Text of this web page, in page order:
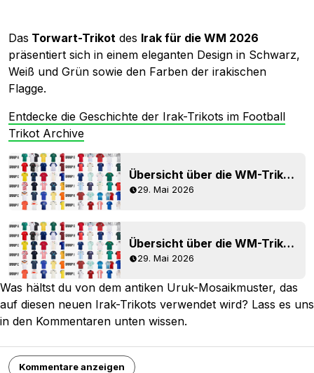
Das Torwart-Trikot des Irak für die WM 2026
präsentiert sich in einem eleganten Design in Schwarz,
Weiß und Grün sowie den Farben der irakischen
Flagge.
Entdecke die Geschichte der Irak-Trikots im Football
Trikot Archive
Übersicht über die WM-Trikots 2026 – Alle 48 Teamtrikots veröffentlicht
29. Mai 2026
Übersicht über die WM-Trikots 2026 – Alle 48 Teamtrikots veröffentlicht
29. Mai 2026
Was hältst du von dem antiken Uruk-Mosaikmuster, das
auf diesen neuen Irak-Trikots verwendet wird? Lass es uns
in den Kommentaren unten wissen.
Kommentare anzeigen